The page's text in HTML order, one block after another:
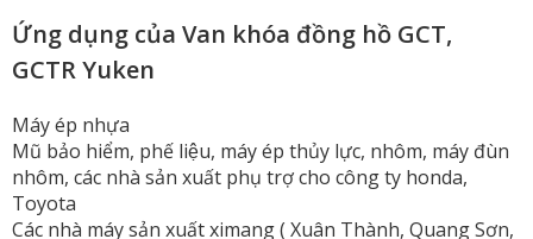
Ứng dụng của Van khóa đồng hồ GCT,
GCTR Yuken
Máy ép nhựa
Mũ bảo hiểm, phế liệu, máy ép thủy lực, nhôm, máy đùn
nhôm, các nhà sản xuất phụ trợ cho công ty honda,
Toyota
Các nhà máy sản xuất ximang ( Xuân Thành, Quang Sơn,